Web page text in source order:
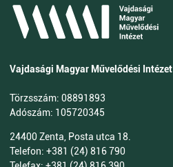
Vajdasági Magyar Művelődési Intézet
Törzsszám: 08891893
Adószám: 105720345
24400 Zenta, Posta utca 18.
Telefon: +381 (24) 816 790